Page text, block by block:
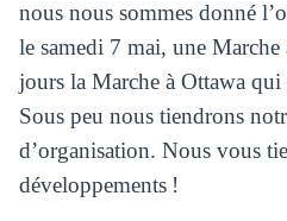
nous nous sommes donné
le samedi 7 mai, une Marche
jours la Marche à Ottawa
Sous peu nous tiendrons
d’organisation. Nous vous
développements !